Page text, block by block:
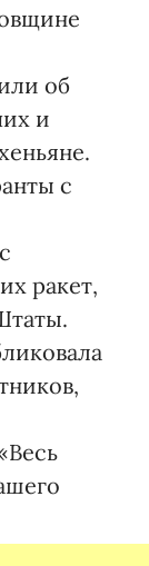
об
и
с
ракет,